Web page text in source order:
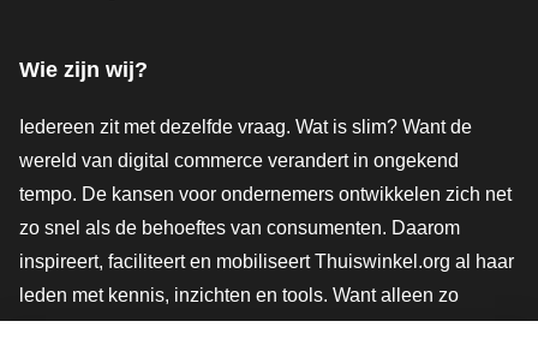
Wie zijn wij?
Iedereen zit met dezelfde vraag. Wat is slim? Want de
wereld van digital commerce verandert in ongekend
tempo. De kansen voor ondernemers ontwikkelen zich net
zo snel als de behoeftes van consumenten. Daarom
inspireert, faciliteert en mobiliseert Thuiswinkel.org al haar
leden met kennis, inzichten en tools. Want alleen zo